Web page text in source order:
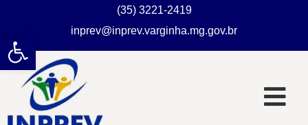
Abrir a barra de ferramentas
(35) 3221-2419
inprev@inprev.varginha.mg.gov.br